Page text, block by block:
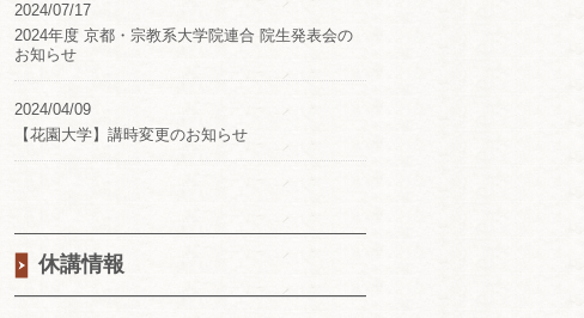
2024/07/17
2024年度 京都・宗教系大学院連合 院生発表会の
お知らせ
2024/04/09
【花園大学】講時変更のお知らせ
休講情報